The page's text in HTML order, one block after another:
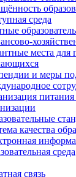
среда
места для
и меры
питания
качества
среда
связь